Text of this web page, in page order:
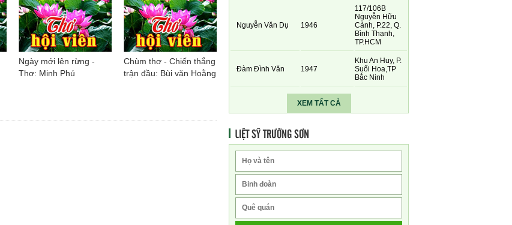
Ngày mới lên rừng -
Thơ: Minh Phú
Chùm thơ - Chiến thắng
trận đầu: Bùi văn Hoằng
Nguyễn Văn Dụ 1946
117/106B
Nguyễn Hữu
Cảnh, P.22, Q.
Bình Thạnh,
TP.HCM
Đàm Đình Văn 1947
Khu An Huy, P.
Suối Hoa,TP
Bắc Ninh
XEM TẤT CẢ
LIỆT SỸ TRƯỜNG SƠN